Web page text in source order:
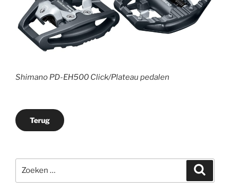
Shimano PD-EH500 Click/Plateau pedalen
Terug
naar: